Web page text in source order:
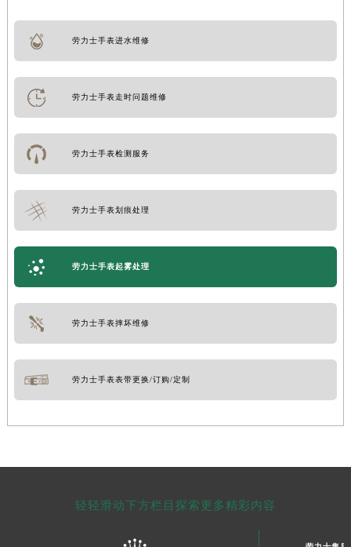
劳力士手表进水维修
劳力士手表走时问题维修
劳力士手表检测服务
劳力士手表划痕处理
劳力士手表起雾处理
劳力士手表摔坏维修
劳力士手表表带更换/订购/定制
轻轻滑动下方栏目探索更多精彩内容